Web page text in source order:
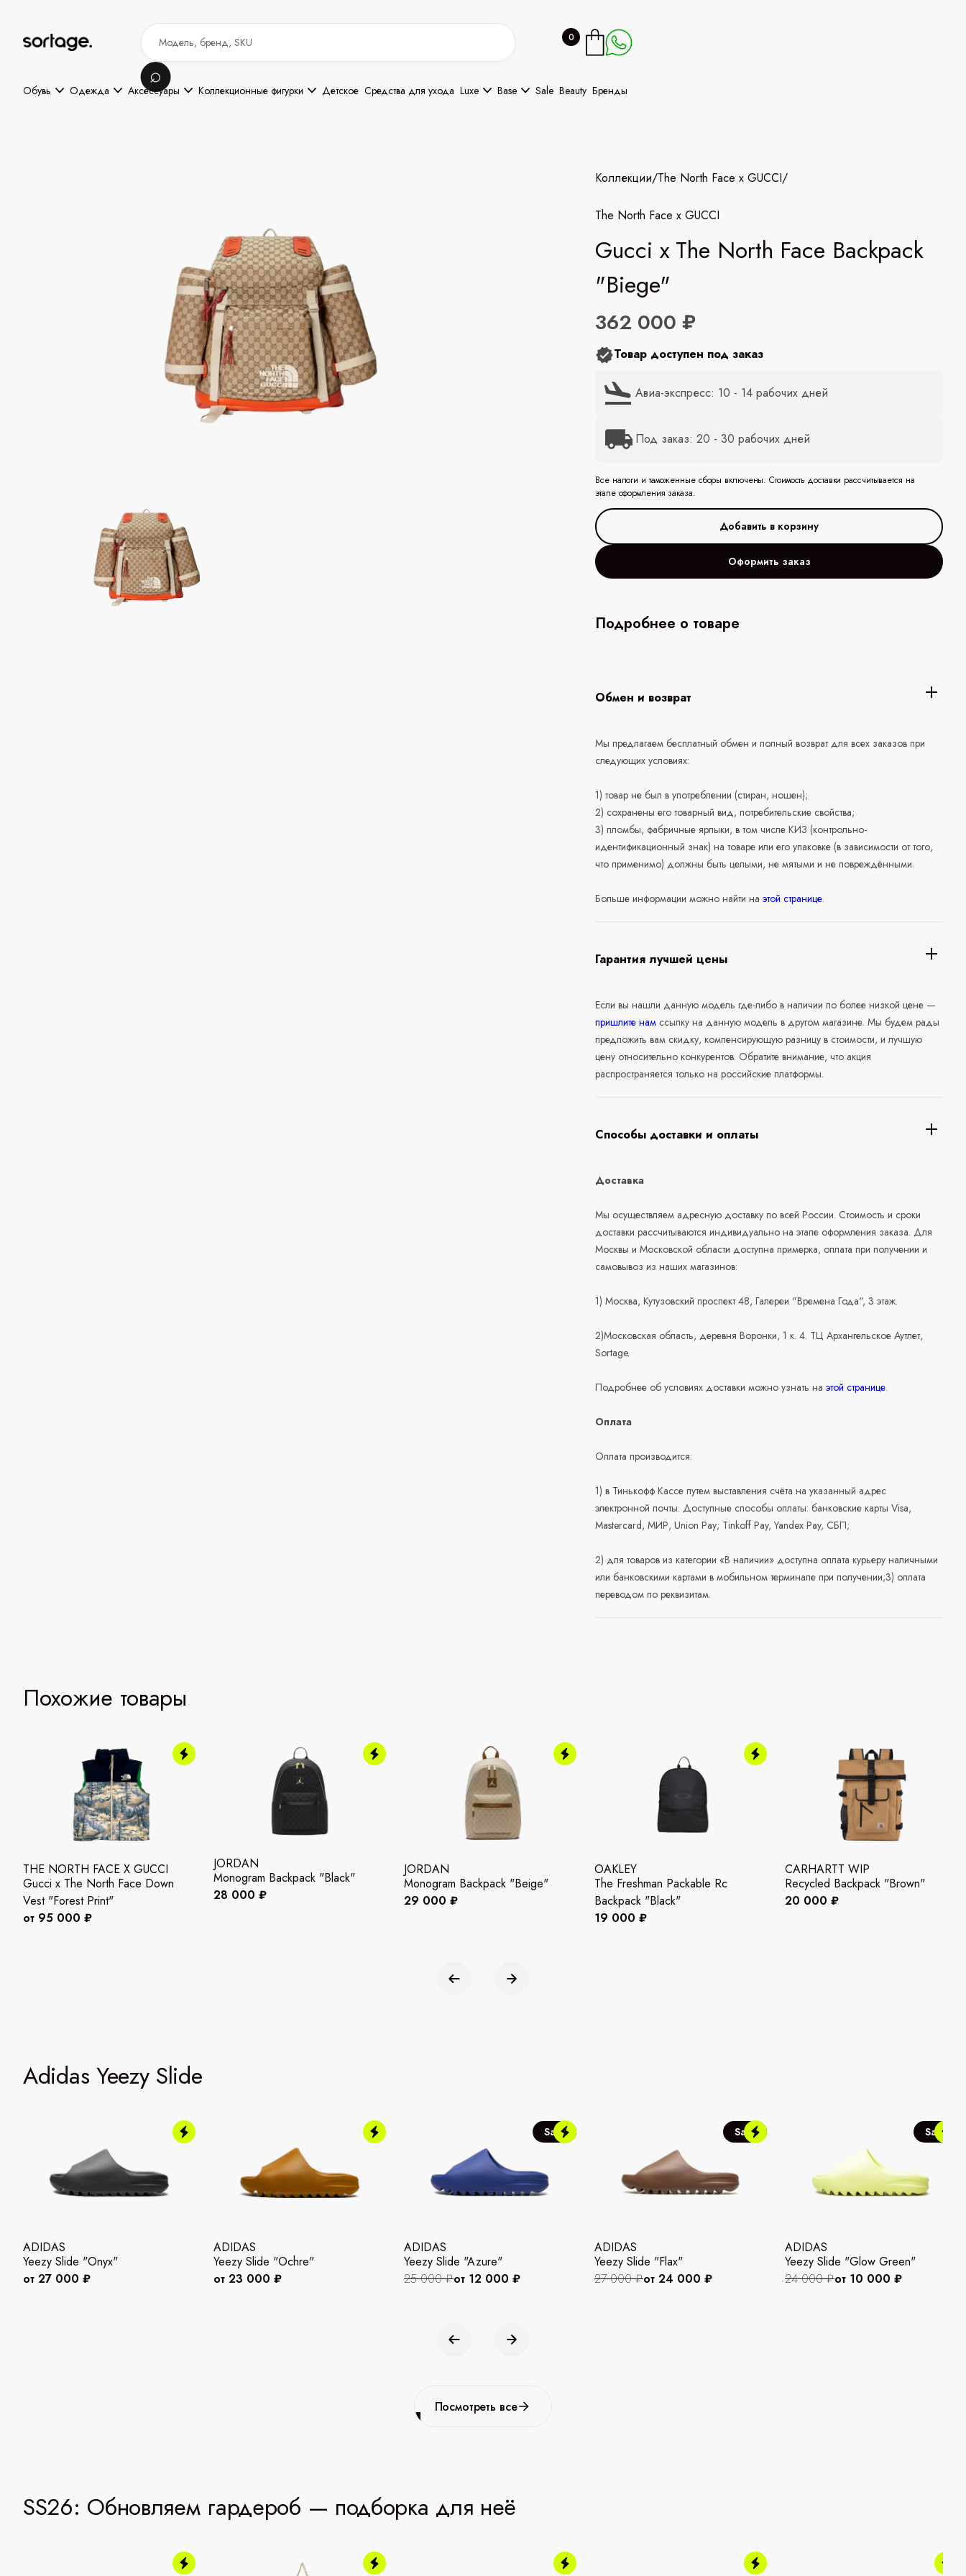
0
Обувь Одежда Аксессуары Коллекционные фигурки Детское Средства для ухода Luxe Base Sale Beauty Бренды
Коллекции/The North Face x GUCCI/
The North Face x GUCCI
Gucci x The North Face Backpack
"Biege"
362 000 ₽
Товар доступен под заказ
Авиа-экспресс: 10 - 14 рабочих дней
Под заказ: 20 - 30 рабочих дней
Все налоги и таможенные сборы включены. Стоимость доставки рассчитывается на
этапе оформления заказа.
Оформить заказ
Подробнее о товаре
Обмен и возврат
Мы предлагаем бесплатный обмен и полный возврат для всех заказов при
следующих условиях:
1) товар не был в употреблении (стиран, ношен);
2) сохранены его товарный вид, потребительские свойства;
3) пломбы, фабричные ярлыки, в том числе КИЗ (контрольно-
идентификационный знак) на товаре или его упаковке (в зависимости от того,
что применимо) должны быть целыми, не мятыми и не повреждёнными.
Больше информации можно найти наэтой странице.
Гарантия лучшей цены
Если вы нашли данную модель где-либо в наличии по более низкой цене —
пришлите нам ссылку на данную модель в другом магазине. Мы будем рады
предложить вам скидку, компенсирующую разницу в стоимости, и лучшую
цену относительно конкурентов. Обратите внимание, что акция
распространяется только на российские платформы.
Способы доставки и оплаты
Доставка
Мы осуществляем адресную доставку по всей России. Стоимость и сроки
доставки рассчитываются индивидуально на этапе оформления заказа. Для
Москвы и Московской области доступна примерка, оплата при получении и
самовывоз из наших магазинов:
1) Москва, Кутузовский проспект 48, Галереи "Времена Года", 3 этаж.
2)Московская область, деревня Воронки, 1 к. 4. ТЦ Архангельское Аутлет,
Sortage.
Подробнее об условиях доставки можно узнать наэтой странице.
Оплата
Оплата производится:
1) в Тинькофф Кассе путем выставления счёта на указанный адрес
электронной почты. Доступные способы оплаты: банковские карты Visa,
Mastercard, МИР, Union Pay; Tinkoff Pay, Yandex Pay, СБП;
2) для товаров из категории «В наличии» доступна оплата курьеру наличными
или банковскими картами в мобильном терминале при получении;3) оплата
переводом по реквизитам.
Похожие товары
THE NORTH FACE X GUCCI
Gucci x The North Face Down
Vest "Forest Print"
от 95 000 ₽
JORDAN
Monogram Backpack "Black"
28 000 ₽
JORDAN
Monogram Backpack "Beige"
29 000 ₽
OAKLEY
The Freshman Packable Rc
Backpack "Black"
19 000 ₽
CARHARTT WIP
Recycled Backpack "Brown"
20 000 ₽
Adidas Yeezy Slide
ADIDAS
Yeezy Slide "Onyx"
от 27 000 ₽
ADIDAS
Yeezy Slide "Ochre"
от 23 000 ₽
Sale
ADIDAS
Yeezy Slide "Azure"
25 000 ₽от 12 000 ₽
Sale
ADIDAS
Yeezy Slide "Flax"
27 000 ₽от 24 000 ₽
Sale
ADIDAS
Yeezy Slide "Glow Green"
24 000 ₽от 10 000 ₽
Посмотреть все
SS26: Обновляем гардероб — подборка для неё